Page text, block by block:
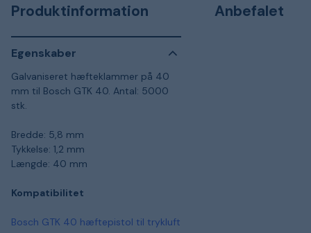
Produktinformation
Egenskaber
Galvaniseret hæfteklammer på 40
mm til Bosch GTK 40. Antal: 5000
stk.
Bredde: 5,8 mm
Tykkelse: 1,2 mm
Længde: 40 mm
Kompatibilitet
Bosch GTK 40 hæftepistol til trykluft
Anbefalet